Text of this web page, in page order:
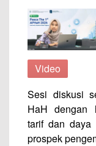
Video
Sesi diskusi
HaH dengan
tarif dan daya
prospek